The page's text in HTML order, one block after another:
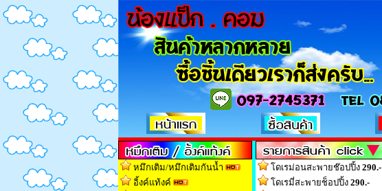
หมึกเติม/หมึกเติมกันน้ำ
อิ้งค์แท้งค์
โดเรม่อนสะพายช๊อปปิ้ง 290.-
โดเรมี่สะพายช็อปปิ้ง 290.-